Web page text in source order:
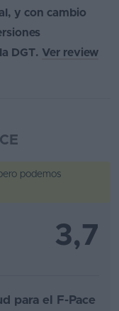
y con cambio
DGT. Ver review
podemos
3,7
para el F-Pace